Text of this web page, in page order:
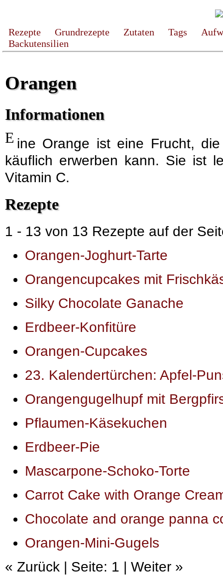
Rezepte Grundrezepte Zutaten Tags
Backutensilien
Orangen
Informationen
E ine Orange ist eine Frucht,
käuflich erwerben kann. Sie ist
Vitamin C.
Rezepte
1 - 13 von 13 Rezepte auf der
Orangen-Joghurt-Tarte
Orangencupcakes mit
Silky Chocolate Ganache
Erdbeer-Konfitüre
Orangen-Cupcakes
23. Kalendertürchen: Apfel-
Orangengugelhupf mit
Pflaumen-Käsekuchen
Erdbeer-Pie
Mascarpone-Schoko-Torte
Carrot Cake with Orange
Chocolate and orange panna
Orangen-Mini-Gugels
« Zurück | Seite: 1 | Weiter »